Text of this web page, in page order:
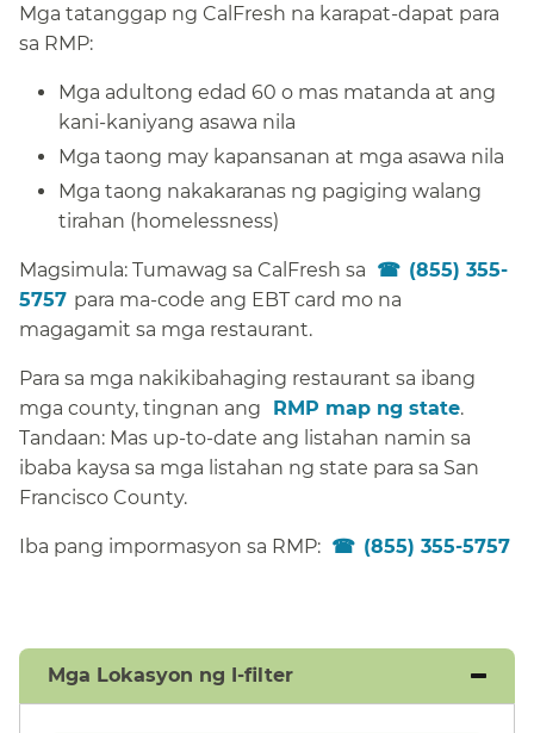
Mga tatanggap ng CalFresh na karapat-dapat para
sa RMP:​​
Mga adultong edad 60 o mas matanda at ang
kani-kaniyang asawa nila​​
Mga taong may kapansanan at mga asawa nila​​
Mga taong nakakaranas ng pagiging walang
tirahan (homelessness)​​
Magsimula: Tumawag sa CalFresh sa​​
(855) 355-
5757​​ para ma-code ang EBT card mo na
magagamit sa mga restaurant.​​
Para sa mga nakikibahaging restaurant sa ibang
mga county, tingnan ang ​​ RMP map ng state.​​
Tandaan: Mas up-to-date ang listahan namin sa
ibaba kaysa sa mga listahan ng state para sa San
Francisco County.
Iba pang impormasyon sa RMP:​​ (855) 355-5757​​
Mga Lokasyon ng I-filter​​